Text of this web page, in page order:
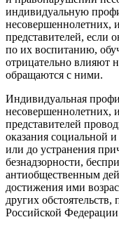
индивидуальную
несовершеннолетних,
представителей, если
по их воспитанию,
отрицательно влияют
обращаются с ними.
Индивидуальная
несовершеннолетних,
представителей
оказания социальной
или до устранения
безнадзорности,
антиобщественным
достижения ими
других
Российской